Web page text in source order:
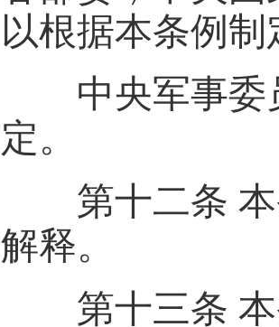
以根据本条例
中央军事
定。
第十二条
解释。
第十三条